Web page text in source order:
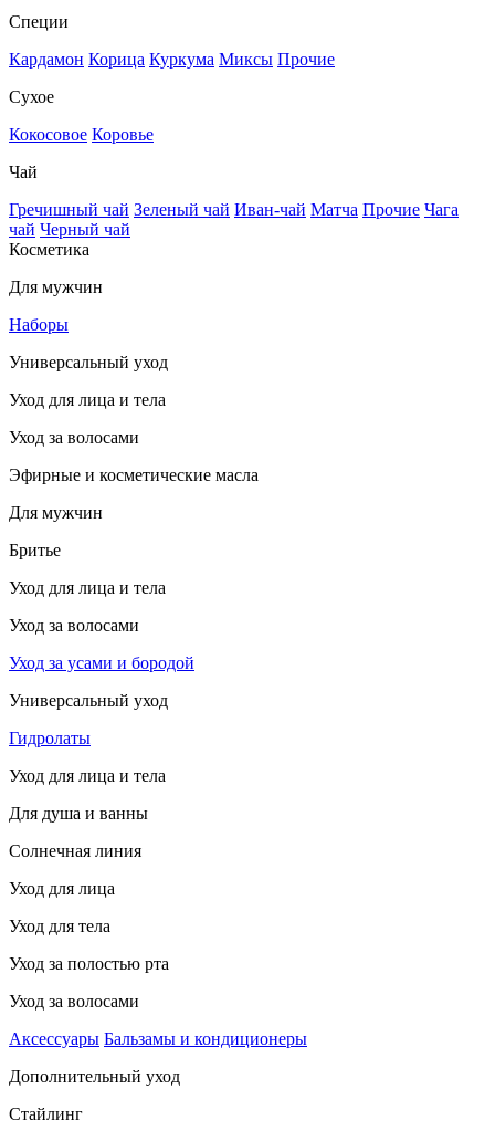
Специи
Кардамон Корица Куркума Миксы Прочие
Сухое
Кокосовое Коровье
Чай
Гречишный чай Зеленый чай Иван-чай Матча Прочие Чага
чай Черный чай
Косметика
Для мужчин
Наборы
Универсальный уход
Уход для лица и тела
Уход за волосами
Эфирные и косметические масла
Для мужчин
Бритье
Уход для лица и тела
Уход за волосами
Уход за усами и бородой
Универсальный уход
Гидролаты
Уход для лица и тела
Для душа и ванны
Солнечная линия
Уход для лица
Уход для тела
Уход за полостью рта
Уход за волосами
Аксессуары Бальзамы и кондиционеры
Дополнительный уход
Стайлинг